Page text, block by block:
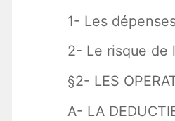
1- Les
2- Le risque de
§2- LES
A- LA